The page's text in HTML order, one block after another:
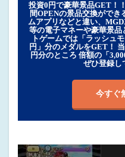
投資0円で豪華景品GET！
間OPENの景品交換がで
ムアプリなどと違い、
等の電子マネーや豪華景
トゲームでは「ラッシュ
円」分のメダルをGET！
円分のところ 倍額の「
ぜひ登録し
今すぐ